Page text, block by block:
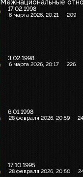
Межнациональные
17.02.1998
6 марта 2026, 20:21 209
3.02.1998
6 марта 2026, 20:17 226
6.01.1998
28 февраля 2026, 20:59
17.10.1995
28 февраля 2026, 20:50